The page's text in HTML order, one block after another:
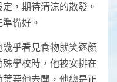
，期待清涼的散發。
備好。
乎看見食物就笑逐顏
學校時，他被安排在
要他去聞，他總是正